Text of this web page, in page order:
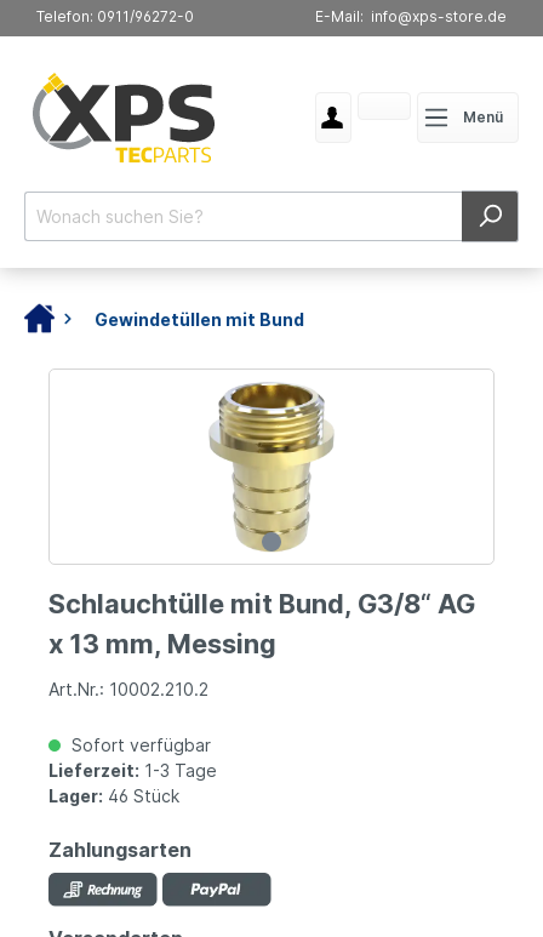
Telefon: 0911/96272-0 E-Mail: info@xps-store.de
Menü
Gewindetüllen mit Bund
Schlauchtülle mit Bund, G3/8“ AG
x 13 mm, Messing
Art.Nr.: 10002.210.2
Sofort verfügbar
Lieferzeit: 1-3 Tage
Lager: 46 Stück
Zahlungsarten